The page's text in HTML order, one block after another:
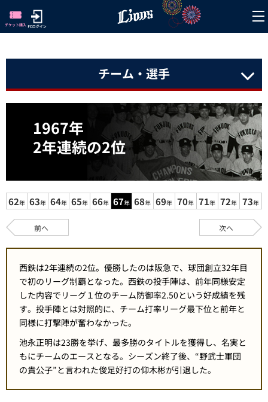
チーム・選手
1967年
2年連続の2位
62年 63年 64年 65年 66年 67年 68年 69年 70年 71年 72年 73年
前へ 次へ
西鉄は2年連続の2位。優勝したのは阪急で、球団創立32年目
で初のリーグ制覇となった。西鉄の投手陣は、前年同様安定
した内容でリーグ１位のチーム防御率2.50という好成績を残
す。投手陣とは対照的に、チーム打率リーグ最下位と前年と
同様に打撃陣が奮わなかった。
池永正明は23勝を挙げ、最多勝のタイトルを獲得し、名実と
もにチームのエースとなる。シーズン終了後、“野武士軍団
の貴公子”と言われた俊足好打の仰木彬が引退した。